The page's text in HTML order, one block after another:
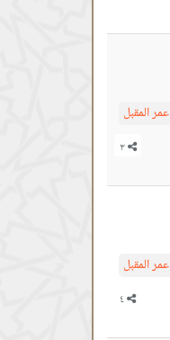
عمر المقبل
عمر المقبل